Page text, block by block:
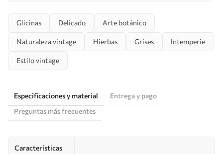
Glicinas Delicado Arte botánico
Naturaleza vintage Hierbas Grises Intemperie
Estilo vintage
Especificaciones y material
Entrega y pago
Preguntas más frecuentes
Características